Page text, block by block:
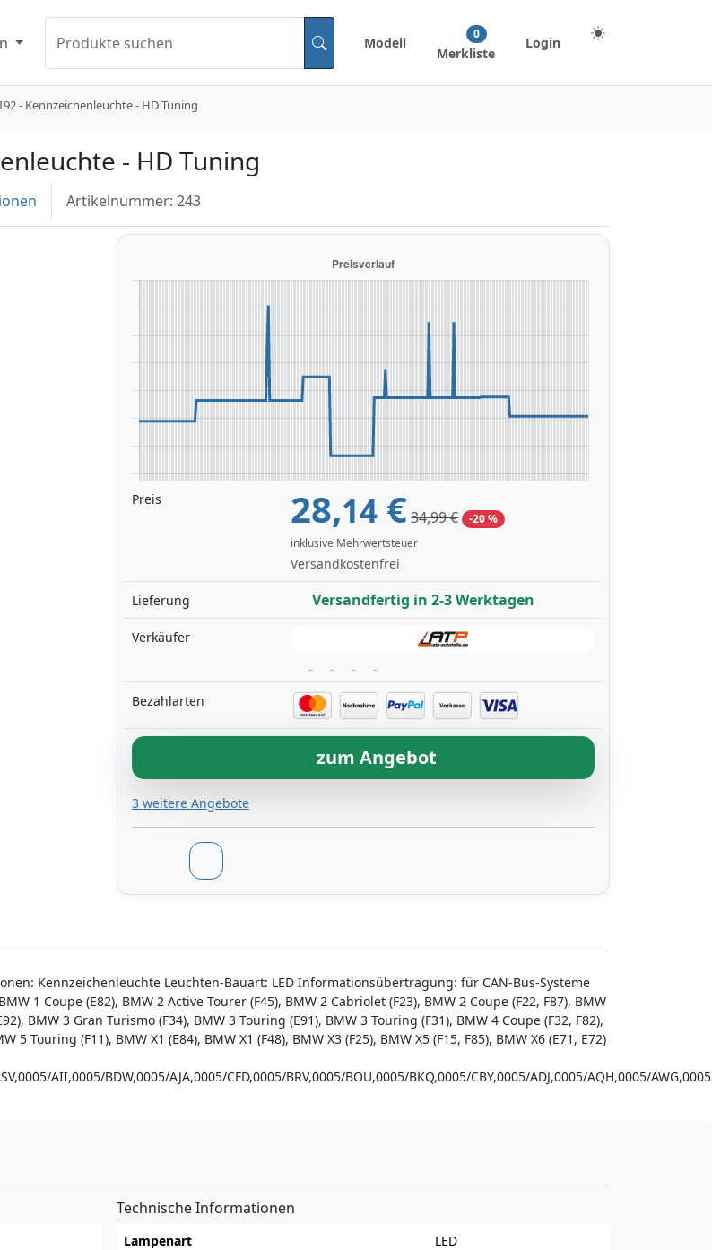
Modell
0
Merkliste
Login
Produkte suchen
- Kennzeichenleuchte - HD Tuning
- HD Tuning
Artikelnummer: 243
Preis 28,14 €34,99 €
-20 %
inklusive Mehrwertsteuer
Versandkostenfrei
Lieferung Versandfertig in 2-3 Werktagen
Verkäufer
Bezahlarten
zum Angebot
3 weitere Angebote
Kennzeichenleuchte Leuchten-Bauart: LED Informationsübertragung: für CAN-Bus-Systeme
1 Coupe (E82), BMW 2 Active Tourer (F45), BMW 2 Cabriolet (F23), BMW 2 Coupe (F22, F87), BMW
BMW 3 Gran Turismo (F34), BMW 3 Touring (E91), BMW 3 Touring (F31), BMW 4 Coupe (F32, F82),
5 Touring (F11), BMW X1 (E84), BMW X1 (F48), BMW X3 (F25), BMW X5 (F15, F85), BMW X6 (E71, E72)
AII,0005/BDW,0005/AJA,0005/CFD,0005/BRV,0005/BOU,0005/BKQ,0005/CBY,0005/ADJ,0005/AQH,0005/
Technische Informationen
Lampenart
LED